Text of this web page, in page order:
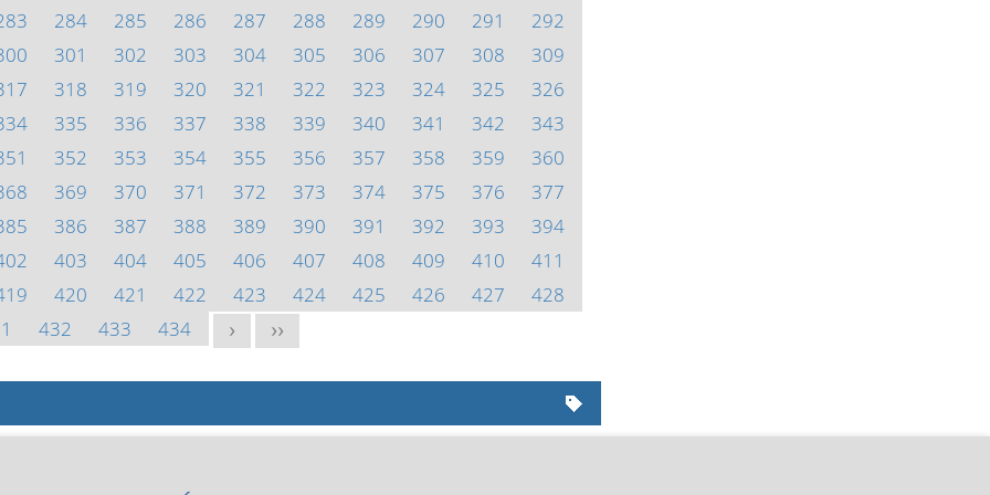
284 285 286 287 288 289 290 291
292
301 302 303 304 305 306 307 308
309
318 319 320 321 322 323 324 325
326
335 336 337 338 339 340 341 342
343
352 353 354 355 356 357 358 359
360
369 370 371 372 373 374 375 376
377
386 387 388 389 390 391 392 393
394
403 404 405 406 407 408 409 410
411
420 421 422 423 424 425 426 427
428
432 433 434 > >>